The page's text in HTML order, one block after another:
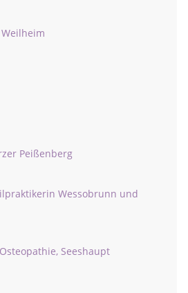
Peißenberg
Wessobrunn und
Seeshaupt